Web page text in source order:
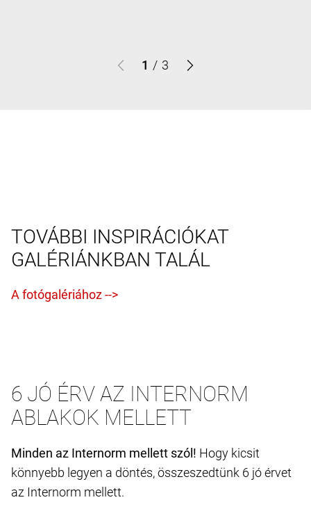
1 / 3
TOVÁBBI INSPIRÁCIÓKAT
GALÉRIÁNKBAN TALÁL
6 JÓ ÉRV AZ INTERNORM
ABLAKOK MELLETT
Minden az Internorm mellett szól! Hogy kicsit
könnyebb legyen a döntés, összeszedtünk 6 jó érvet
az Internorm mellett.